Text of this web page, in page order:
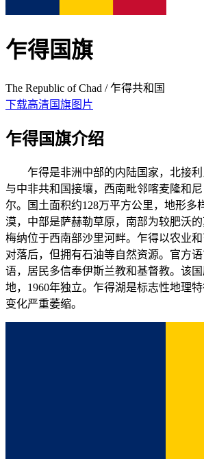
乍得国旗
The Republic of Chad / 乍得共和国
下载高清国旗图片
乍得国旗介绍
乍得是非洲中部的内陆国家，北接利
与中非共和国接壤，西南毗邻喀麦隆和
尔。国土面积约128万平方公里，地形多
漠，中部是萨赫勒草原，南部为较肥沃
梅纳位于西南部沙里河畔。乍得以农业
对落后，但拥有石油等自然资源。官方
语，居民多信奉伊斯兰教和基督教。该
地，1960年独立。乍得湖是标志性地理
变化严重萎缩。